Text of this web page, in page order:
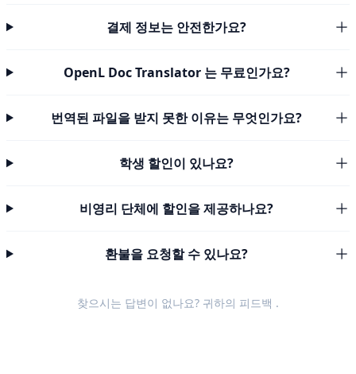
결제 정보는 안전한가요?
OpenL Doc Translator 는 무료인가요?
번역된 파일을 받지 못한 이유는 무엇인가요?
학생 할인이 있나요?
비영리 단체에 할인을 제공하나요?
환불을 요청할 수 있나요?
찾으시는 답변이 없나요? 귀하의 피드백 .